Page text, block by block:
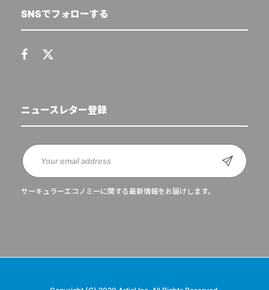
SNSでフォローする
ニュースレター登録
サーキュラーエコノミーに関する最新情報をお届けします。